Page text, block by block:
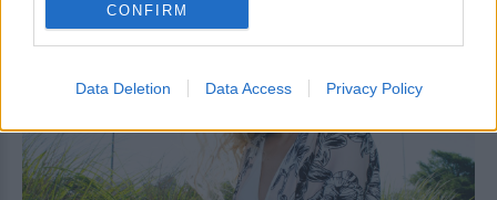
CONFIRM
Data Deletion Data Access Privacy Policy
Έξι άνθρωποι ισχυρίστηκαν ότι εφηύραν
το χωνάκι την ίδια ημέρα